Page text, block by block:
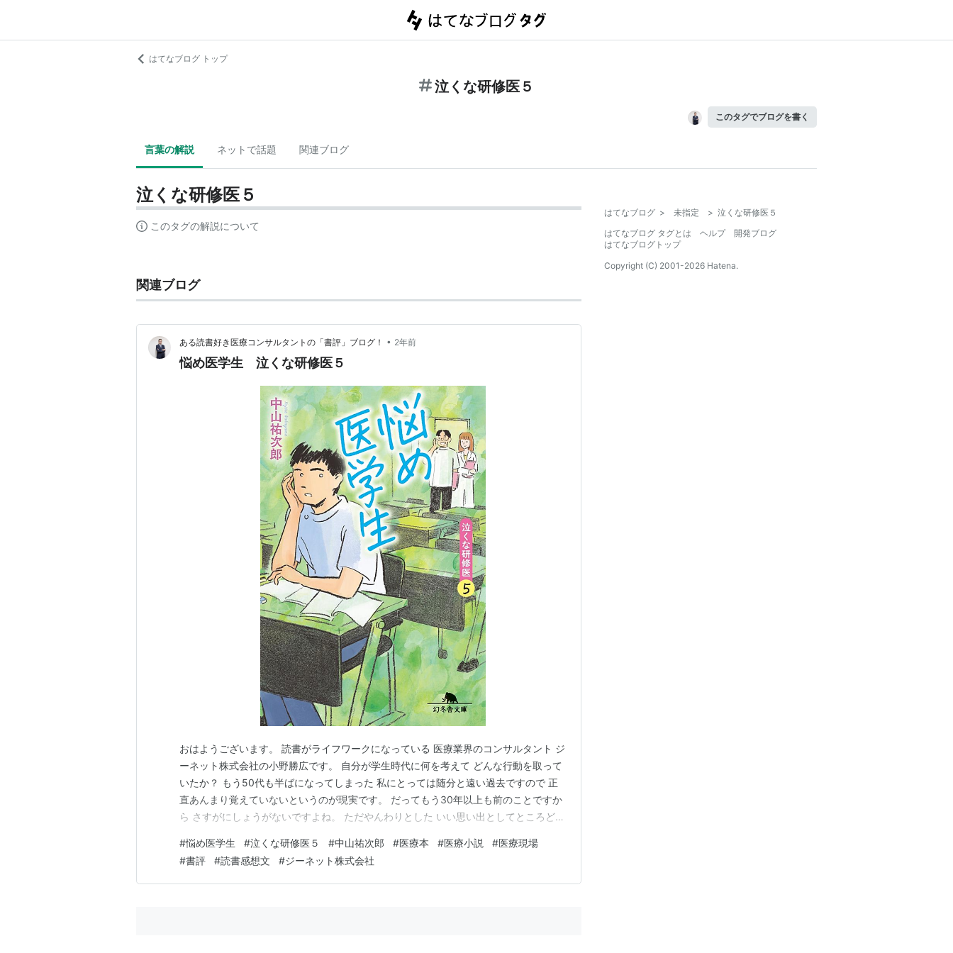
はてなブログ トップ
泣くな研修医５
このタグでブログを書く
言葉の解説 ネットで話題 関連ブログ
泣くな研修医５
このタグの解説について
関連ブログ
ある読書好き医療コンサルタントの「書評」ブログ！ • 2年前
悩め医学生 泣くな研修医５
おはようございます。 読書がライフワークになっている 医療業界のコンサルタント ジ
ーネット株式会社の小野勝広です。 自分が学生時代に何を考えて どんな行動を取って
いたか？ もう50代も半ばになってしまった 私にとっては随分と遠い過去ですので 正
直あんまり覚えていないというのが現実です。 だってもう30年以上も前のことですか
ら さすがにしょうがないですよね。 ただやんわりとした いい思い出としてところどこ
一流大学の出身であることを誇っていました。 そりゃ頑張って、勉強して、 一流大学
に合格して、卒業したことは 素晴…
#悩め医学生 #泣くな研修医５ #中山祐次郎 #医療本 #医療小説 #医療現場
#書評 #読書感想文 #ジーネット株式会社
はてなブログ > 未指定 > 泣くな研修医５
はてなブログ タグとは
ヘルプ
開発ブログ
はてなブログトップ
Copyright (C) 2001-2026 Hatena.